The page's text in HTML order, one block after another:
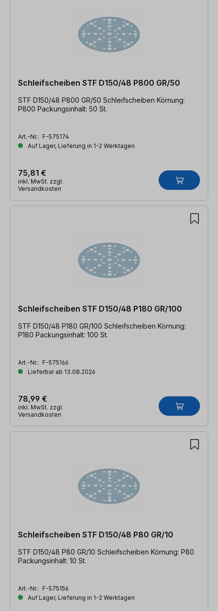
Schleifscheiben STF D150/48 P800 GR/50
STF D150/48 P800 GR/50 Schleifscheiben Körnung:
P800 Packungsinhalt: 50 St.
Art.-Nr.: F-575174
Auf Lager, Lieferung in 1-2 Werktagen
75,81 €
inkl. MwSt. zzgl.
Versandkosten
Schleifscheiben STF D150/48 P180 GR/100
STF D150/48 P180 GR/100 Schleifscheiben Körnung:
P180 Packungsinhalt: 100 St.
Art.-Nr.: F-575166
Lieferbar ab 13.08.2026
78,99 €
inkl. MwSt. zzgl.
Versandkosten
Schleifscheiben STF D150/48 P80 GR/10
STF D150/48 P80 GR/10 Schleifscheiben Körnung: P80
Packungsinhalt: 10 St.
Art.-Nr.: F-575156
Auf Lager, Lieferung in 1-2 Werktagen